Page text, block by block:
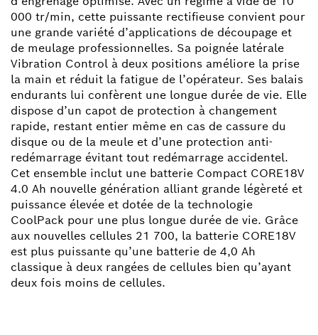
000 tr/min, cette puissante rectifieuse convient pour
une grande variété d’applications de découpage et
de meulage professionnelles. Sa poignée latérale
Vibration Control à deux positions améliore la prise
la main et réduit la fatigue de l’opérateur. Ses balais
endurants lui confèrent une longue durée de vie. Elle
dispose d’un capot de protection à changement
rapide, restant entier même en cas de cassure du
disque ou de la meule et d’une protection anti-
redémarrage évitant tout redémarrage accidentel.
Cet ensemble inclut une batterie Compact CORE18V
4.0 Ah nouvelle génération alliant grande légèreté et
puissance élevée et dotée de la technologie
CoolPack pour une plus longue durée de vie. Grâce
aux nouvelles cellules 21 700, la batterie CORE18V
est plus puissante qu’une batterie de 4,0 Ah
classique à deux rangées de cellules bien qu’ayant
deux fois moins de cellules.